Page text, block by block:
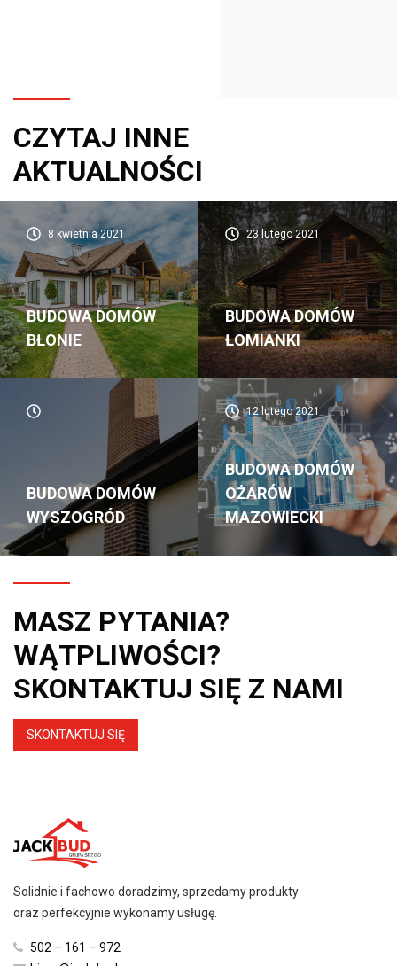
CZYTAJ INNE
AKTUALNOŚCI
8 kwietnia 2021
BUDOWA DOMÓW
BŁONIE
23 lutego 2021
BUDOWA DOMÓW
ŁOMIANKI
BUDOWA DOMÓW
WYSZOGRÓD
12 lutego 2021
BUDOWA DOMÓW
OŻARÓW
MAZOWIECKI
MASZ PYTANIA?
WĄTPLIWOŚCI?
SKONTAKTUJ SIĘ Z NAMI
SKONTAKTUJ SIĘ
Solidnie i fachowo doradzimy, sprzedamy produkty
oraz perfekcyjnie wykonamy usługę.
502 – 161 – 972